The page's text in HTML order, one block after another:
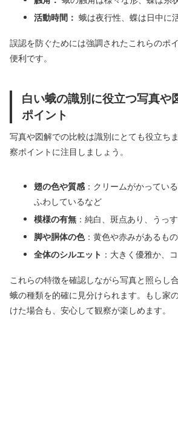
活動時間： 蛾は夜行性、蝶は日中に
誤認を防ぐためには強調されたこれらのポ
便利です。
白い蛾の識別に役立つ写真や
ポイント
写真や図解での比較は識別にとても役立ち
察ポイントに注目しましょう。
翅の色や質感 ：クリームがかってい
ふわしているなど
模様の有無 ：純白、斑点あり、うっ
脚や胴体の色：黄色や赤みがあるも
全体のシルエット ：大きく優雅か、
これらの特徴を確認しながら写真と照らし
蛾の種類を的確に見分けられます。もし家
けた場合も、安心して観察が楽しめます。